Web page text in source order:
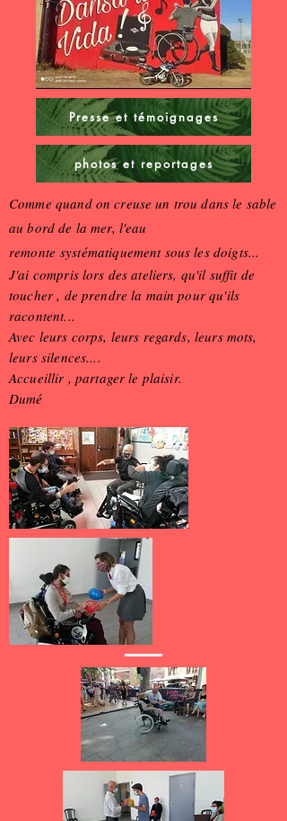
Presse et témoignages
photos et reportages
Comme quand on creuse un trou dans le sable
au bord de la mer, l'eau
remonte systématiquement sous les doigts...
J'ai compris lors des ateliers, qu'il suffit de
toucher , de prendre la main pour qu'ils
racontent...
Avec leurs corps, leurs regards, leurs mots,
leurs silences....
Accueillir , partager le plaisir.
Dumé